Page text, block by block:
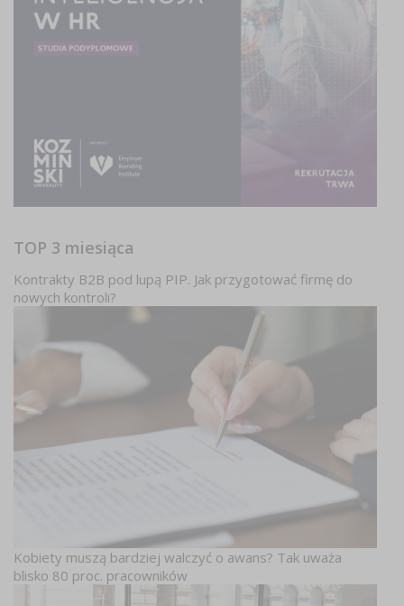
TOP 3 miesiąca
Kontrakty B2B pod lupą PIP. Jak przygotować firmę do
nowych kontroli?
Kobiety muszą bardziej walczyć o awans? Tak uważa
blisko 80 proc. pracowników